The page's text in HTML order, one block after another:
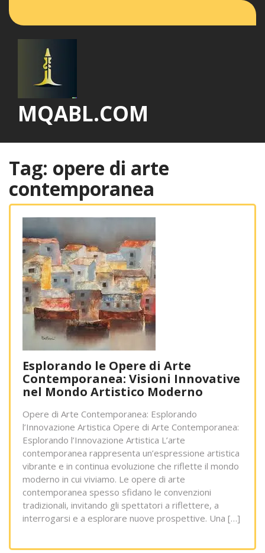
MQABL.COM
Tag: opere di arte
contemporanea
Esplorando le Opere di Arte
Contemporanea: Visioni Innovative
nel Mondo Artistico Moderno
Opere di Arte Contemporanea: Esplorando
l’Innovazione Artistica Opere di Arte Contemporanea:
Esplorando l’Innovazione Artistica L’arte
contemporanea rappresenta un’espressione artistica
vibrante e in continua evoluzione che riflette il mondo
moderno in cui viviamo. Le opere di arte
contemporanea spesso sfidano le convenzioni
tradizionali, invitando gli spettatori a riflettere, a
interrogarsi e a esplorare nuove prospettive. Una […]